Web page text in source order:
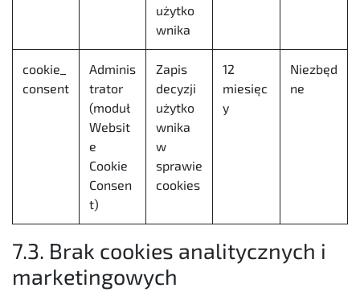
użytko
wnika
cookie_
consent
Adminis
trator
(moduł
Websit
e
Cookie
Consen
t)
Zapis
decyzji
użytko
wnika
w
sprawie
cookies
12
miesięc
y
Niezbęd
ne
7.3. Brak cookies analitycznych i
marketingowych